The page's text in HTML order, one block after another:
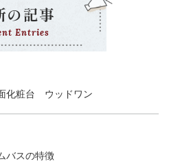
の記事
Entries
化粧台 ウッドワン
バスの特徴